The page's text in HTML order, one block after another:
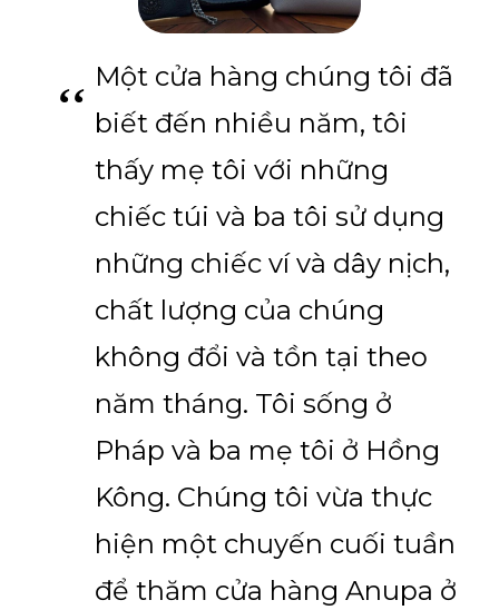
Một cửa hàng chúng tôi đã
biết đến nhiều năm, tôi
thấy mẹ tôi với những
chiếc túi và ba tôi sử dụng
những chiếc ví và dây nịch,
chất lượng của chúng
không đổi và tồn tại theo
năm tháng. Tôi sống ở
Pháp và ba mẹ tôi ở Hồng
Kông. Chúng tôi vừa thực
hiện một chuyến cuối tuần
để thăm cửa hàng Anupa ở